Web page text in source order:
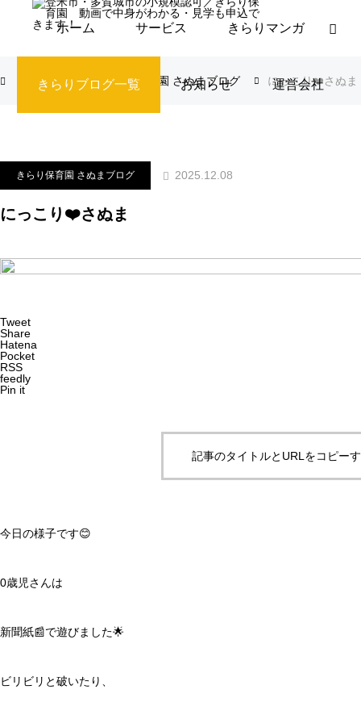
ホーム サービス きらりマンガ
きらりブログ一覧 お知らせ 運営会社
ブログ きらり保育園 さぬまブログ にっこり❤️さぬま
きらり保育園 さぬまブログ 2025.12.08
にっこり❤️さぬま
Tweet
Share
Hatena
Pocket
RSS
feedly
Pin it
記事のタイトルとURLをコピー
今日の様子です😊
0歳児さんは
新聞紙📰で遊びました🌟
ビリビリと破いたり、